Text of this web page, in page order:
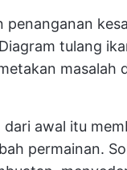
tulang
masalah
awal itu
permainan.